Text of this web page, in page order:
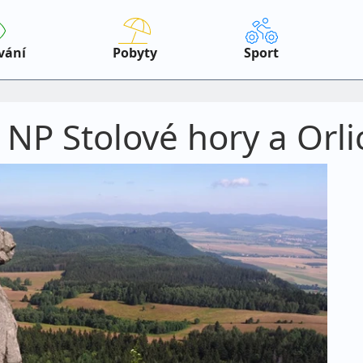
Pobyty Sport
Stolové hory a